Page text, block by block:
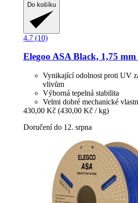
Do košíku
4.7 (10)
Elegoo ASA Black, 1,75 mm
Vynikající odolnost proti UV
vlivům
Výborná tepelná stabilita
Velmi dobré mechanické
430,00 Kč (430,00 Kč / kg)
Doručení do 12. srpna